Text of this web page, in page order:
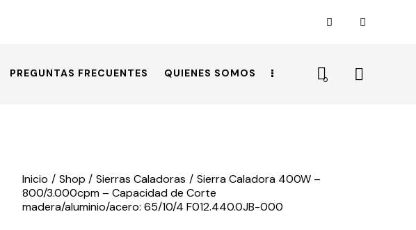
PREGUNTAS FRECUENTES QUIENES SOMOS
0
Inicio Shop Sierras Caladoras
Sierra Caladora 400W –
800/3.000cpm – Capacidad de Corte
madera/aluminio/acero: 65/10/4 F012.440.0JB-000